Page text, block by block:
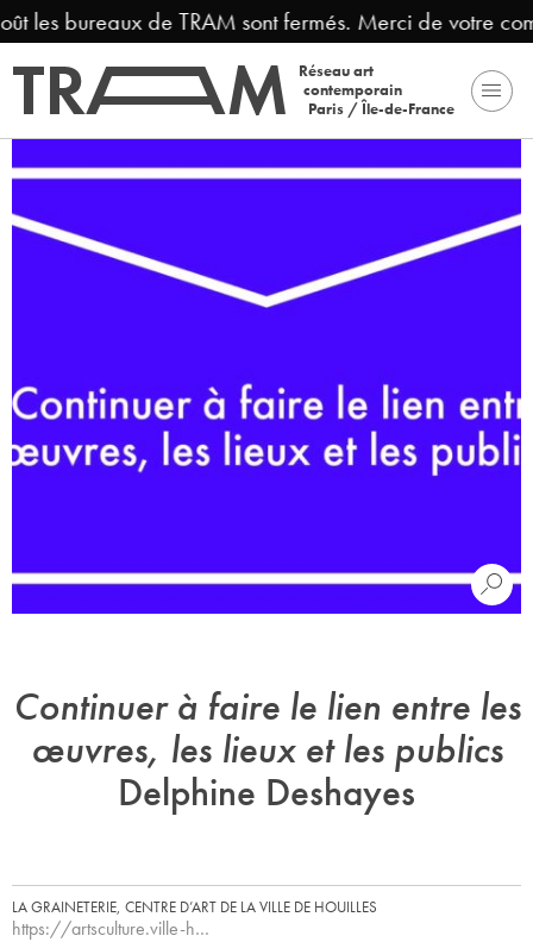
les bureaux de TRAM sont fermés. Merci de votre
Réseau art
contemporain
Paris / Île-de-France
Continuer à faire le lien entre les
œuvres, les lieux et les publics
Delphine Deshayes
LA GRAINETERIE, CENTRE D’ART DE LA VILLE DE HOUILLES
https://artsculture.ville-h…